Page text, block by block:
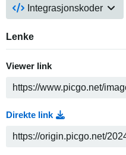
Integrasjonskoder
Lenke
Viewer link
Direkte link